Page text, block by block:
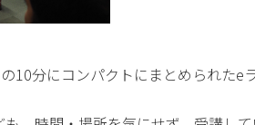
10分にコンパクトにまとめられたe